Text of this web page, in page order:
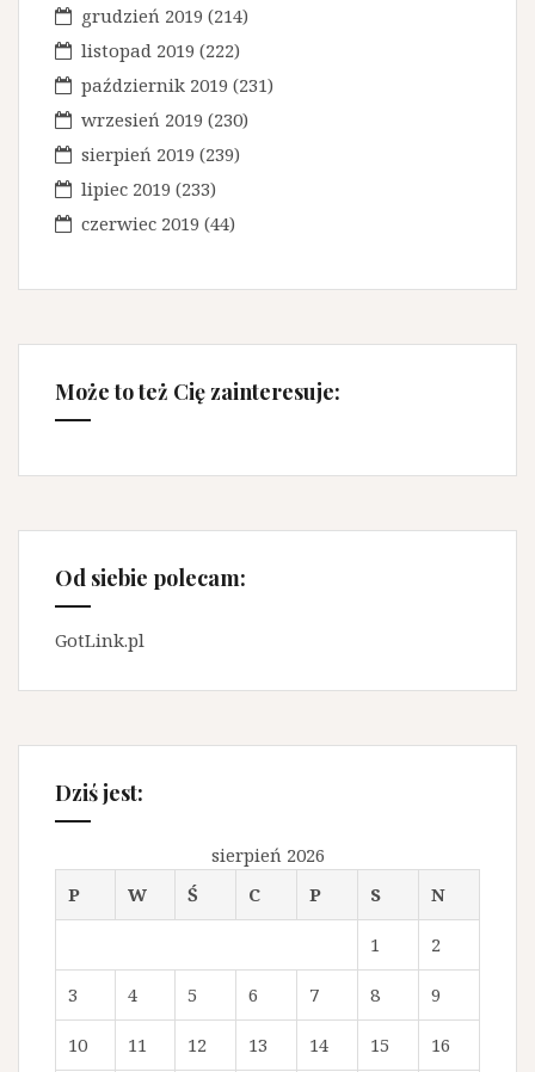
grudzień 2019 (214)
listopad 2019 (222)
październik 2019 (231)
wrzesień 2019 (230)
sierpień 2019 (239)
lipiec 2019 (233)
czerwiec 2019 (44)
Może to też Cię zainteresuje:
Od siebie polecam:
GotLink.pl
Dziś jest:
sierpień 2026
P
W Ś C P S N
1 2
3 4 5 6 7 8 9
10 11 12 13 14 15 16